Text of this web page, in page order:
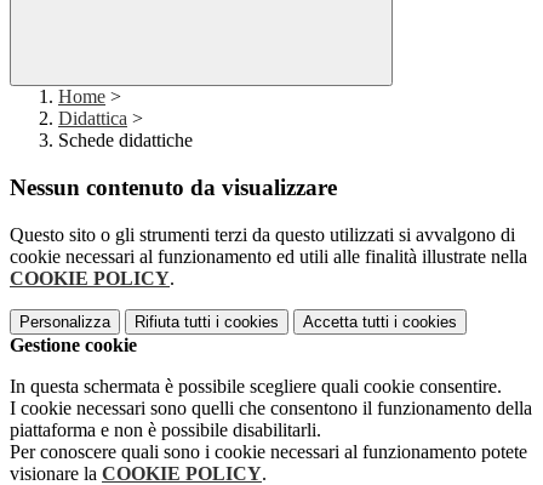
Home >
Didattica >
Schede didattiche
Nessun contenuto da visualizzare
Questo sito o gli strumenti terzi da questo utilizzati si avvalgono di
cookie necessari al funzionamento ed utili alle finalità illustrate nella
COOKIE POLICY.
Personalizza Rifiuta tutti i cookies Accetta tutti i cookies
Gestione cookie
In questa schermata è possibile scegliere quali cookie consentire.
I cookie necessari sono quelli che consentono il funzionamento della
piattaforma e non è possibile disabilitarli.
Per conoscere quali sono i cookie necessari al funzionamento potete
visionare la COOKIE POLICY.